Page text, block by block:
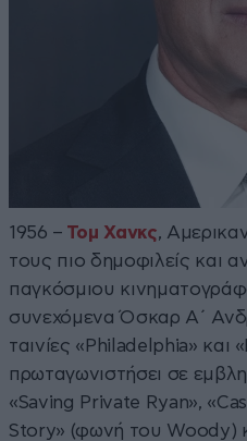
1956 – Τομ Χανκς,
τους πιο δημοφιλείς και
παγκόσμιου
συνεχόμενα Όσκαρ Α΄
ταινίες «Philadelphia» και
πρωταγωνιστήσει σε
«Saving Private Ryan»,
Story» (φωνή του Woody)